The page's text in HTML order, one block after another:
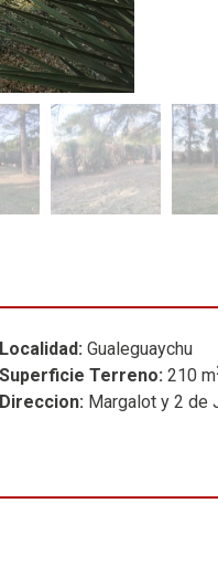
Localidad: Gualeguaychu
Superficie Terreno: 210 m
Direccion: Margalot y 2 de